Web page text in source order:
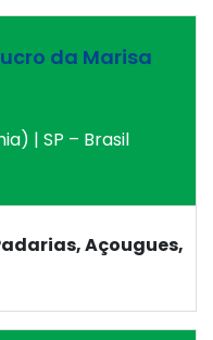
da Marisa
| SP – Brasil
Açougues,